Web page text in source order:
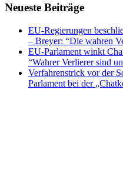
Neueste Beiträge
EU-Regierungen
– Breyer: “Die wahren
EU-Parlament winkt
“Wahrer Verlierer sind
Verfahrenstrick vor der
Parlament bei der